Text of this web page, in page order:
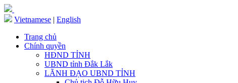
Vietnamese | English
Trang chủ
Chính quyền
HĐND TỈNH
UBND tỉnh Đắk Lắk
LÃNH ĐẠO UBND TỈNH